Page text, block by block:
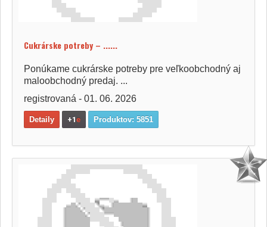
Cukrárske potreby – ......
Ponúkame cukrárske potreby pre veľkoobchodný aj
maloobchodný predaj. ...
registrovaná - 01. 06. 2026
Detaily +1e Produktov: 5851